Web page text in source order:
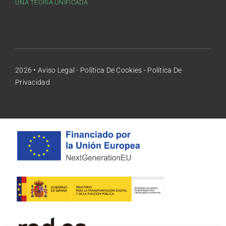
UNA TEORÍA UNIFICADA
2026 • Aviso Legal - Política De Cookies - Política De
Privacidad